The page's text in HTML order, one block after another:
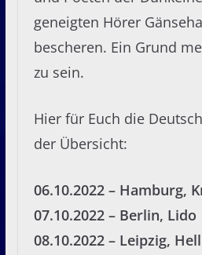
geneigten Hörer
bescheren. Ein Grund
zu sein.
Hier für Euch die
der Übersicht:
06.10.2022 – Hamburg,
07.10.2022 – Berlin, Lido
08.10.2022 – Leipzig,